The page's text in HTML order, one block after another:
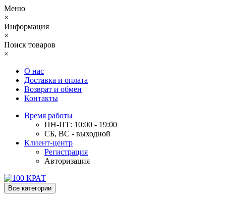
Меню
×
Информация
×
Поиск товаров
×
О нас
Доставка и оплата
Возврат и обмен
Контакты
Время работы
ПН-ПТ: 10:00 - 19:00
СБ, ВС - выходной
Клиент-центр
Регистрация
Авторизация
Все категории